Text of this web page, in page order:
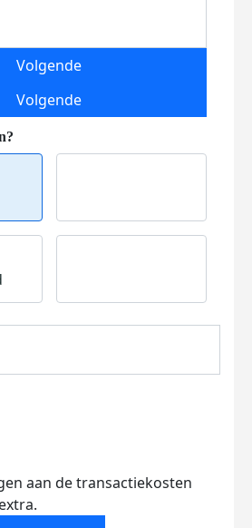
Volgende
Volgende
aan de transactiekosten